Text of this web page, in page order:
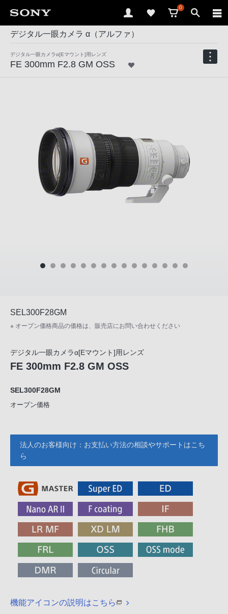
0
デジタル一眼カメラ α（アルファ）
デジタル一眼カメラα[Eマウント]用レンズ
FE 300mm F2.8 GM OSS
SEL300F28GM
※ オープン価格商品の価格は、販売店にお問い合わせください
デジタル一眼カメラα[Eマウント]用レンズ
FE 300mm F2.8 GM OSS
SEL300F28GM
オープン価格
法人のお客様向け：お支払い方法の相談やサポートはこち
ら
機能アイコンの説明はこちら